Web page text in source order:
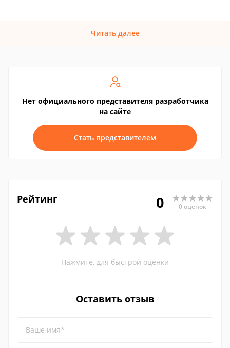
Читать далее
Нет официального представителя разработчика
на сайте
Стать представителем
Рейтинг 0 0 оценок
Нажмите, для быстрой оценки
Оставить отзыв
Ваше имя*